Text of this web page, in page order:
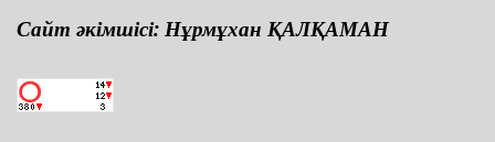
Сайт әкімшісі: Нұрмұхан ҚАЛҚАМАН